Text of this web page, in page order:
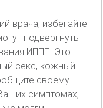
врача, избегайте
подвергнуть
ИППП. Это
секс, кожный
своему
симптомах,